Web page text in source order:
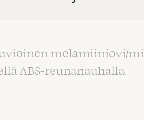
melamiiniovi/
ABS-reunanauhalla.